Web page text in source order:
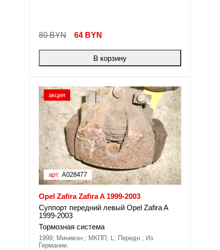
80 BYN 64 BYN
В корзину
акция
арт. A028477
Opel Zafira Zafira A 1999-2003
Суппорт передний левый Opel Zafira A
1999-2003
Тормозная система
1999; Минивэн.; МКПП; L; Передн.; Из
Германии.